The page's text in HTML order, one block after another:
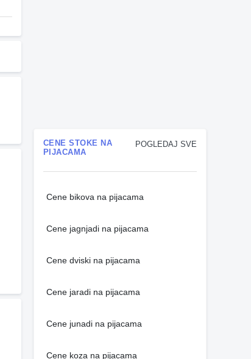
POGLEDAJ SVE
CENE STOKE NA
PIJACAMA
Cene bikova na pijacama
Cene jagnjadi na pijacama
Cene dviski na pijacama
Cene jaradi na pijacama
Cene junadi na pijacama
Cene koza na pijacama